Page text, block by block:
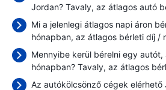
Jordan? Tavaly, az átlagos autó
Mi a jelenlegi átlagos napi áron
hónapban, az átlagos bérleti díj /
Mennyibe kerül bérelni egy autót,
hónapban? Tavaly, az átlagos
Az autókölcsönző cégek elérhető